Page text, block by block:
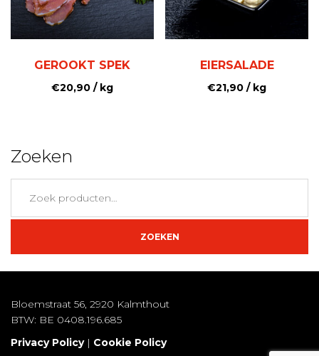
GEROOKT SPEK
€20,90/ kg
EIERSALADE
€21,90 / kg
Zoeken
naar:
ZOEKEN
Bloemstraat 56, 2920 Kalmthout
BTW: BE 0408.196.685
Privacy Policy| Cookie Policy